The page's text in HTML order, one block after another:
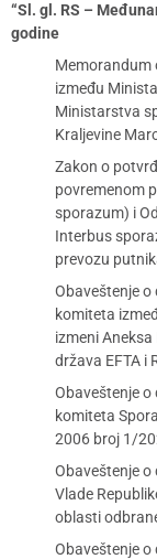
“Sl. gl. RS –
godine
Memorandum
između
Ministarstva
Kraljevine
Zakon o
povremenom
sporazum) i
Interbus
prevozu
Obaveštenje
komiteta
izmeni
država EFTA i
Obaveštenje
komiteta
2006 broj 1/
Obaveštenje
Vlade
oblasti
Obaveštenje